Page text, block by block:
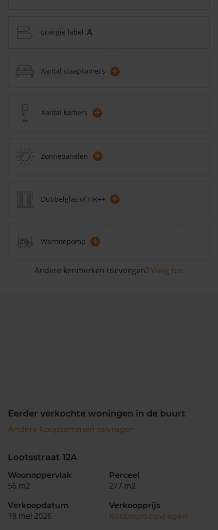
Energie label A
Aantal slaapkamers +
Aantal kamers +
Zonnepanelen +
Dubbelglas of HR++ +
Warmtepomp +
Andere kenmerken toevoegen? Voeg toe
Eerder verkochte woningen in de buurt
Andere koopsommen opvragen
Lootsstraat 12A
Woonoppervlak
56 m2
Perceel
277 m2
Verkoopdatum
18 mei 2026
Verkoopprijs
Koopsom opvragen